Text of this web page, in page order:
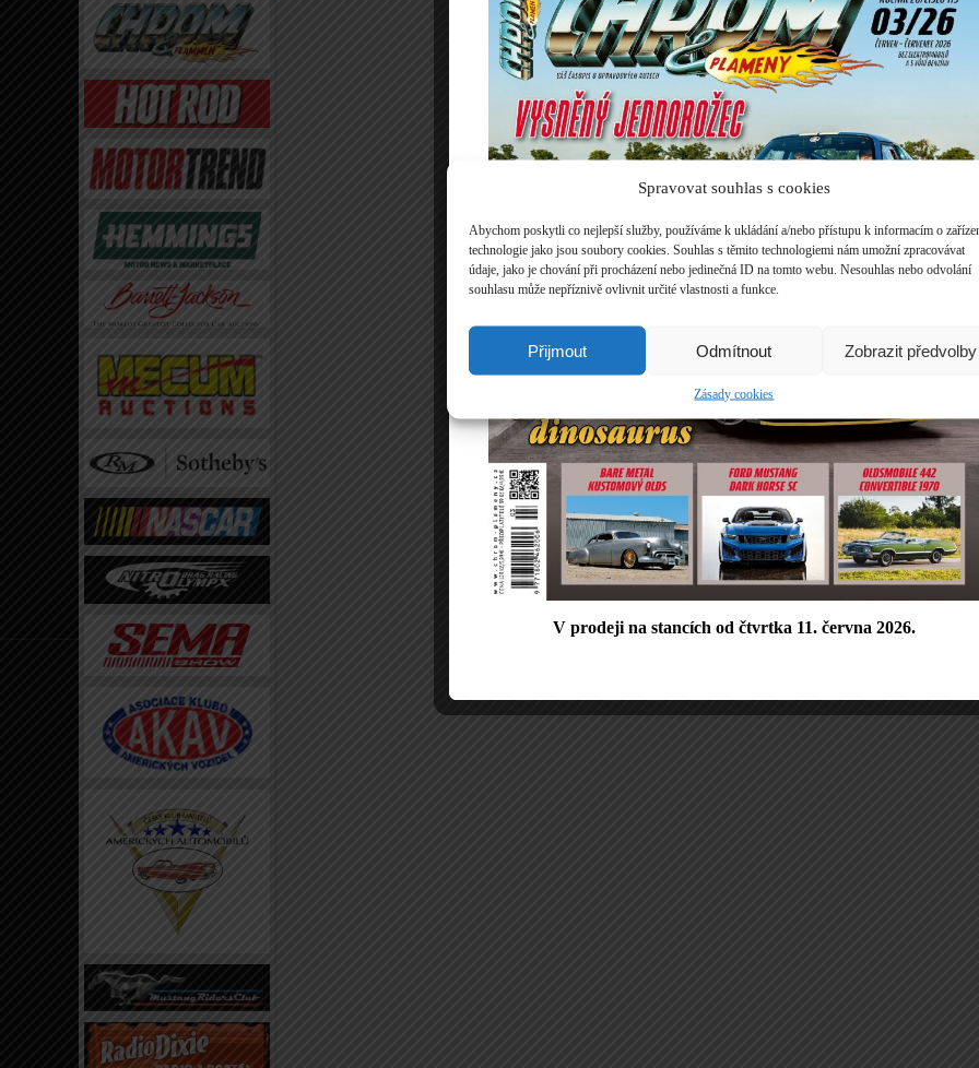
Spravovat souhlas s cookies
Abychom poskytli co nejlepší služby, používáme k ukládání a/nebo přístupu k informacím o
technologie jako jsou soubory cookies. Souhlas s těmito technologiemi nám umožní zpracovávat
údaje, jako je chování při procházení nebo jedinečná ID na tomto webu. Nesouhlas nebo odvolání
souhlasu může nepříznivě ovlivnit určité vlastnosti a funkce.
Přijmout Odmítnout Zobrazit předvolby
Zásady cookies